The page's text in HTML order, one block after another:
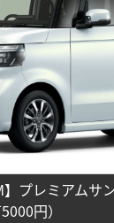
】プレミアムサ
円）